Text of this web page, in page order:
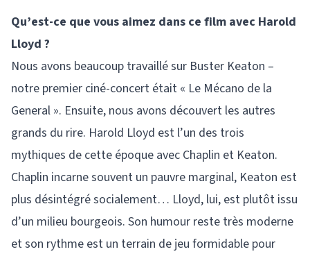
Qu’est-ce que vous aimez dans ce film avec Harold
Lloyd ?
Nous avons beaucoup travaillé sur Buster Keaton –
notre premier ciné-concert était « Le Mécano de la
General ». Ensuite, nous avons découvert les autres
grands du rire. Harold Lloyd est l’un des trois
mythiques de cette époque avec Chaplin et Keaton.
Chaplin incarne souvent un pauvre marginal, Keaton est
plus désintégré socialement… Lloyd, lui, est plutôt issu
d’un milieu bourgeois. Son humour reste très moderne
et son rythme est un terrain de jeu formidable pour